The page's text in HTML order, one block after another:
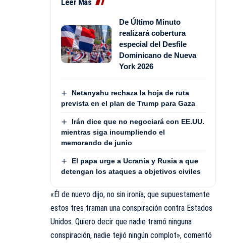
Leer Más
De Último Minuto
realizará cobertura
especial del Desfile
Dominicano de Nueva
York 2026
Netanyahu rechaza la hoja de ruta
prevista en el plan de Trump para Gaza
Irán dice que no negociará con EE.UU.
mientras siga incumpliendo el
memorando de junio
El papa urge a Ucrania y Rusia a que
detengan los ataques a objetivos civiles
«Él de nuevo dijo, no sin ironía, que supuestamente
estos tres traman una conspiración contra Estados
Unidos. Quiero decir que nadie tramó ninguna
conspiración, nadie tejió ningún complot», comentó